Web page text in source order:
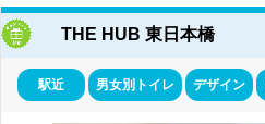
THE HUB 東日本橋
駅近 男女別トイレ デザイン